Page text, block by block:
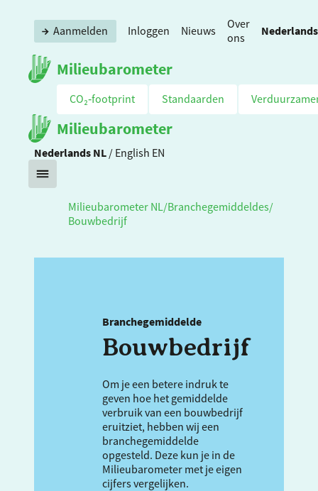
Milieubarometer
Aanmelden Inloggen Nieuws
Over
ons
Nederlands
CO₂‑footprint Standaarden
Milieubarometer
Nederlands NL / English EN
Milieubarometer NL /Branchegemiddeldes/
Bouwbedrijf
Branchegemiddelde
Bouwbedrijf
Om je een betere indruk te
geven hoe het gemiddelde
verbruik van een bouwbedrijf
eruitziet, hebben wij een
branchegemiddelde
opgesteld. Deze kun je in de
Milieubarometer met je eigen
cijfers vergelijken.